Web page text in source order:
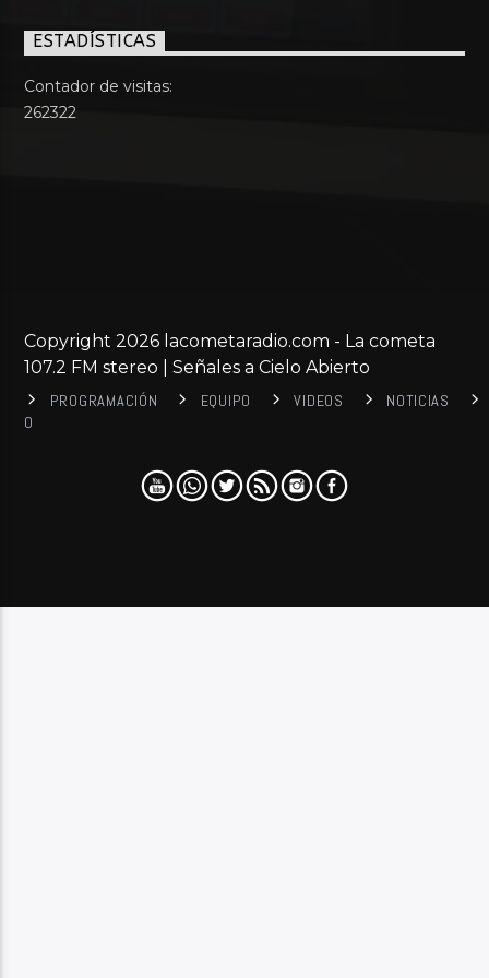
ESTADÍSTICAS
Contador de visitas:
262322
Copyright 2026 lacometaradio.com - La cometa
107.2 FM stereo | Señales a Cielo Abierto
PROGRAMACIÓN EQUIPO VIDEOS
NOTICIAS
0